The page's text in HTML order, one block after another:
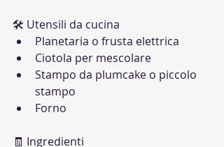
🛠 Utensili da cucina
Planetaria o frusta elettrica
Ciotola per mescolare
Stampo da plumcake o piccolo
stampo
Forno
🧾 Ingredienti